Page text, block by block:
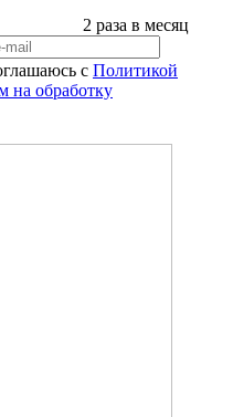
2 раза в месяц
с Политикой
на обработку